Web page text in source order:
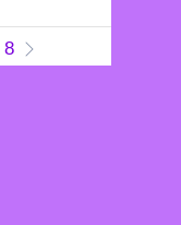
8